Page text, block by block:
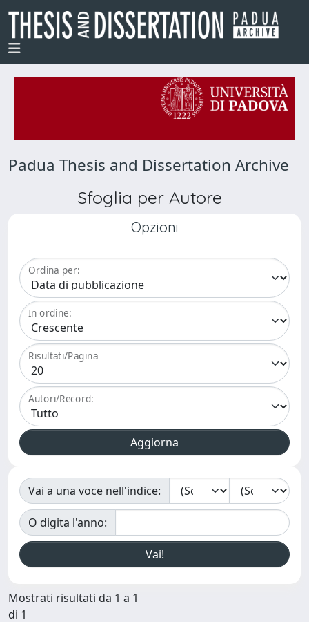
Padua Thesis and Dissertation Archive
Sfoglia per Autore
Opzioni
Ordina per:
In ordine:
Risultati/Pagina
Autori/Record:
Vai a una voce nell'indice:
O digita l'anno:
Mostrati risultati da 1 a 1
di 1